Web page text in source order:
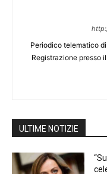
Periodico telematico
Registrazione presso
ULTIME NOTIZIE